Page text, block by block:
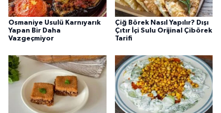
Osmaniye Usulü Karnıyarık
Yapan Bir Daha
Vazgeçmiyor
Çiğ Börek Nasıl Yapılır? Dışı
Çıtır İçi Sulu Orijinal Çibörek
Tarifi